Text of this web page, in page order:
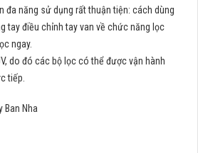
đa năng sử dụng rất thuận tiện: cách dùng
tay điều chỉnh tay van về chức năng lọc
ngay.
do đó các bộ lọc có thể được vận hành
tiếp.
Ban Nha